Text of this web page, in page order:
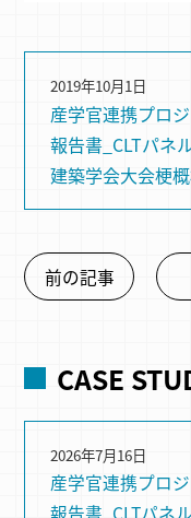
産学官連携プロ
報告書_CLTパネ
建築学会大会梗概
2019年10月1日
前の記事
CASE
産学官連携プロ
2026年7月16日